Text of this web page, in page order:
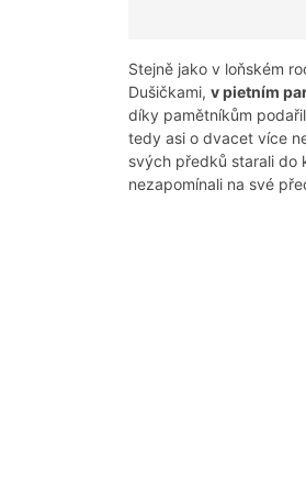
Stejně jako v loňském
Dušičkami, v pietním
díky pamětníkům
tedy asi o dvacet více
svých předků starali do
nezapomínali na své